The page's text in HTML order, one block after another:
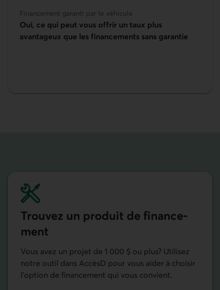
Financement garanti par le véhicule
Oui, ce qui peut vous offrir un taux plus
avantageux que les financements sans garantie
Trouvez un produit de finance­
ment
Vous avez un projet de 1 000 $ ou plus? Utilisez
notre outil dans AccèsD pour vous aider à choisir
l’option de financement qui vous convient.